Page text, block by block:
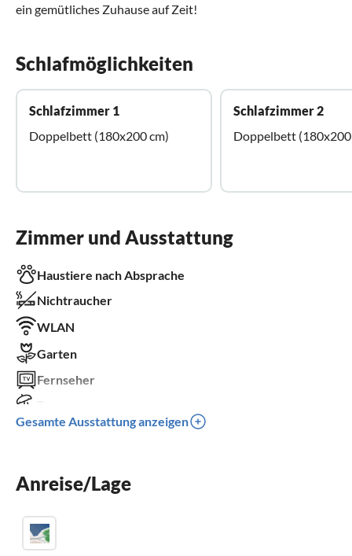
ein gemütliches Zuhause auf Zeit!
Schlafmöglichkeiten
Schlafzimmer 1
Doppelbett (180x200 cm)
Schlafzimmer 2
Doppelbett (180x200
Zimmer und Ausstattung
Haustiere nach Absprache
Nichtraucher
WLAN
Garten
Fernseher
Spülmaschine
Sauna
Gesamte Ausstattung anzeigen
Anreise/Lage